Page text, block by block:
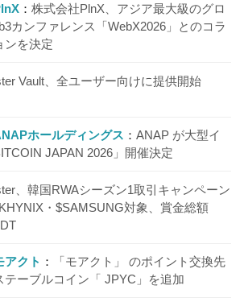
株式会社PlnX、アジア最大級のグロ
カンファレンス「WebX2026」とのコラ
ンを決定
Vault、全ユーザー向けに提供開始
ホールディングス
ANAP が大型イ
JAPAN 2026」開催決定
、韓国RWAシーズン1取引キャンペーン
・$SAMSUNG対象、賞金総額
アクト
「モアクト」 のポイント交換先
テーブルコイン「 JPYC」を追加